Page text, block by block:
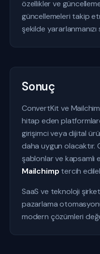
özellikler ve
güncellemeleri takip
şekilde yararlanmanızı
Sonuç
ConvertKit ve
hitap eden
girişimci veya dijital
daha uygun olacaktır.
şablonlar ve kapsamlı
Mailchimp tercih
SaaS ve teknoloji
pazarlama
modern çözümleri